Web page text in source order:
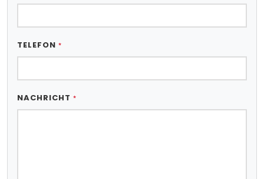
TELEFON *
NACHRICHT *